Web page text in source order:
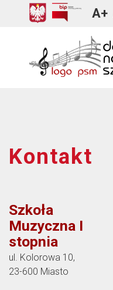
A+
Kontakt
Szkoła
Muzyczna I
stopnia
ul. Kolorowa 10,
23-600 Miasto
Kadra pedagogiczna
1972/1973
1975/1976
Ognisko Muzyczne
Szkoła Muzyczna